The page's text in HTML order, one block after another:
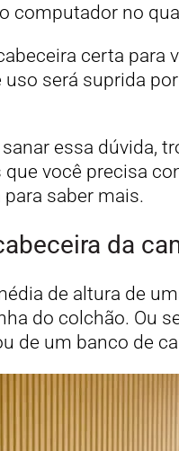
computador no
certa para
será suprida
essa dúvida,
você precisa
saber mais.
da
de altura de
do colchão. Ou
de um banco de